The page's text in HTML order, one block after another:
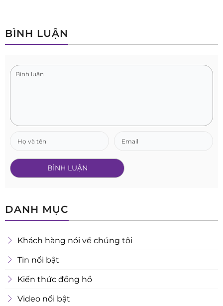
BÌNH LUẬN
DANH MỤC
Khách hàng nói về chúng tôi
Tin nổi bật
Kiến thức đồng hồ
Video nổi bật